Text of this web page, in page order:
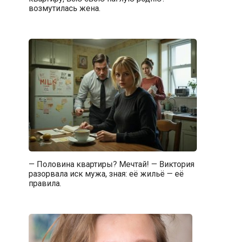
возмутилась жена.
— Половина квартиры? Мечтай! — Виктория
разорвала иск мужа, зная: её жильё — её
правила.